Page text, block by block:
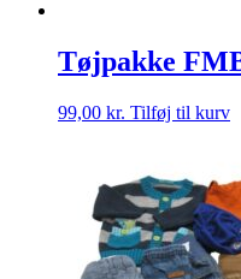
Tøjpakke
99,00 kr. Tilføj til kurv